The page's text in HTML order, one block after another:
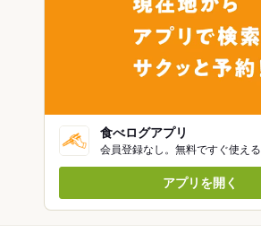
食べログアプリ
会員登録なし。無料ですぐ使える
アプリを開く